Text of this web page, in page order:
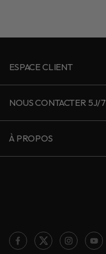
ESPACE CLIENT
NOUS CONTACTER 5J/7
À PROPOS